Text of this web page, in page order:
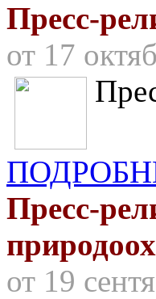
Пресс-
от 17
Пресс-
от 19